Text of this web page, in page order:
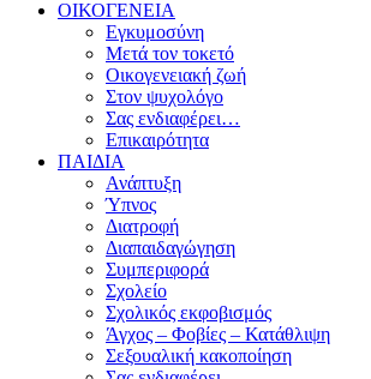
ΟΙΚΟΓΕΝΕΙΑ
Εγκυμοσύνη
Μετά τον τοκετό
Οικογενειακή ζωή
Στον ψυχολόγο
Σας ενδιαφέρει…
Επικαιρότητα
ΠΑΙΔΙΑ
Ανάπτυξη
Ύπνος
Διατροφή
Διαπαιδαγώγηση
Συμπεριφορά
Σχολείο
Σχολικός εκφοβισμός
Άγχος – Φοβίες – Κατάθλιψη
Σεξουαλική κακοποίηση